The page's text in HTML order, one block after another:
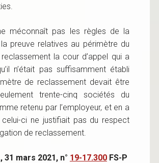
méconnaît pas les règles de la
preuve relatives au périmètre du
la cour d’appel qui a
n’était pas suffisamment établi
de reclassement devait être
trente-cinq sociétés du
retenu par l’employeur, et en a
celui-ci ne justifiait pas du respect
de reclassement.
31 mars 2021, n° 19-17.300FS-P